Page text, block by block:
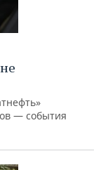
— события